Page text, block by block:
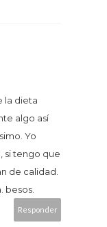
la dieta
algo así
Yo
si tengo que
de calidad.
besos.
Responder